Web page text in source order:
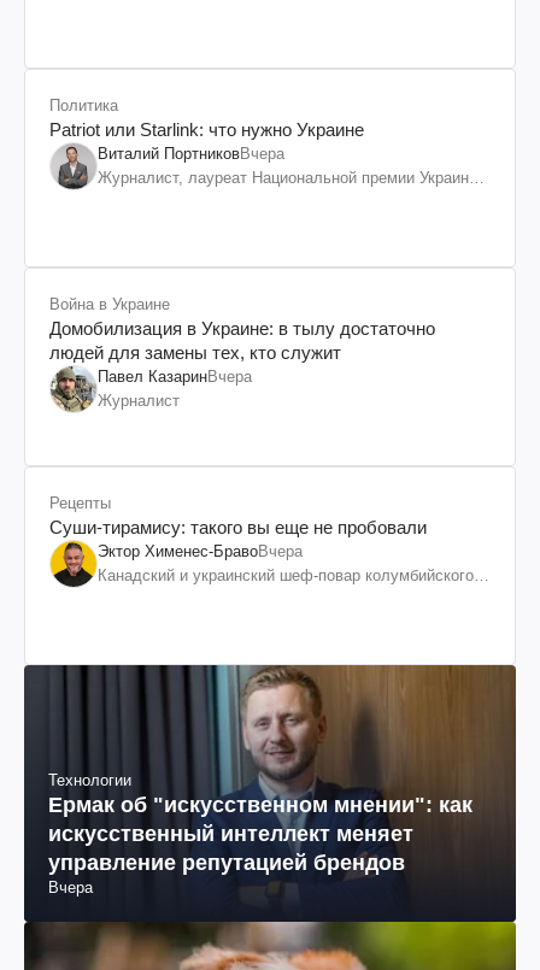
Политика
Patriot или Starlink: что нужно Украине
Виталий ПортниковВчера
Журналист, лауреат Национальной премии Украины
Война в Украине
Домобилизация в Украине: в тылу достаточно
людей для замены тех, кто служит
Павел КазаринВчера
Журналист
Рецепты
Суши-тирамису: такого вы еще не пробовали
Эктор Хименес-БравоВчера
Канадский и украинский шеф-повар колумбийского
Технологии
Ермак об "искусственном мнении": как
искусственный интеллект меняет
управление репутацией брендов
Вчера